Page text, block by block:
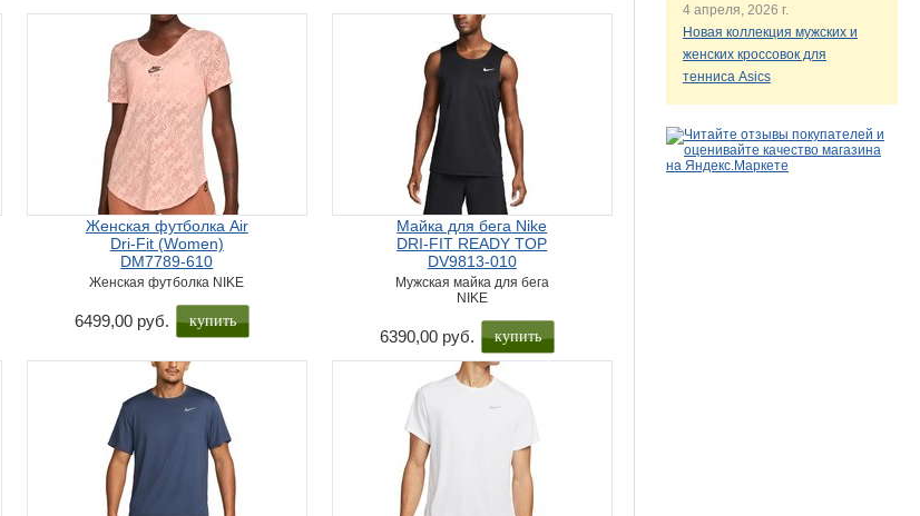
Женская футболка Air
Dri-Fit (Women)
DM7789-610
Женская футболка NIKE
6499,00 руб. купить
Майка для бега Nike
DRI-FIT READY TOP
DV9813-010
Мужская майка для бега
NIKE
6390,00 руб. купить
4 апреля, 2026 г.
Новая коллекция мужских и
женских кроссовок для
тенниса Asics